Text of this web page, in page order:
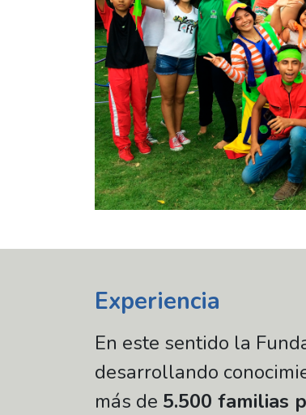
Experiencia
En este sentido la
desarrollando
más de 5.500 familias